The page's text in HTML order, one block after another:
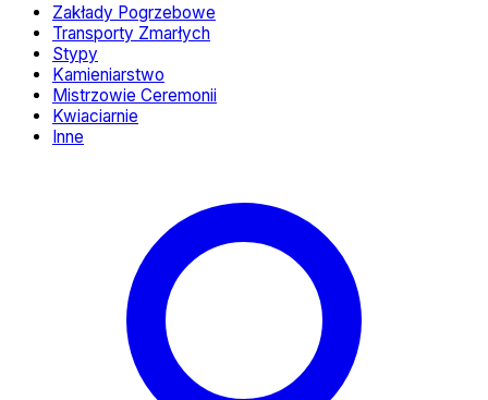
Zakłady Pogrzebowe
Transporty Zmarłych
Stypy
Kamieniarstwo
Mistrzowie Ceremonii
Kwiaciarnie
Inne